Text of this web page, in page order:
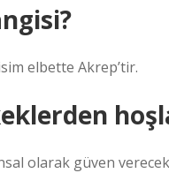
elbette Akrep’tir.
olarak güven